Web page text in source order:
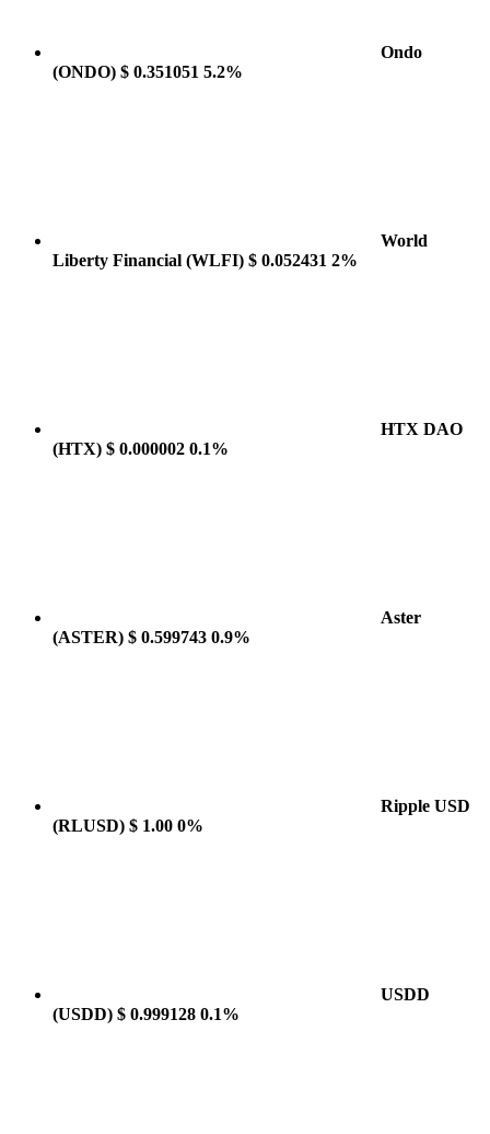
Ondo
(ONDO) $ 0.351051 5.2%
World
Liberty Financial (WLFI) $ 0.052431 2%
HTX DAO
(HTX) $ 0.000002 0.1%
Aster
(ASTER) $ 0.599743 0.9%
Ripple USD
(RLUSD) $ 1.00 0%
USDD
(USDD) $ 0.999128 0.1%